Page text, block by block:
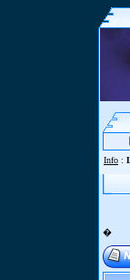
Info :
�